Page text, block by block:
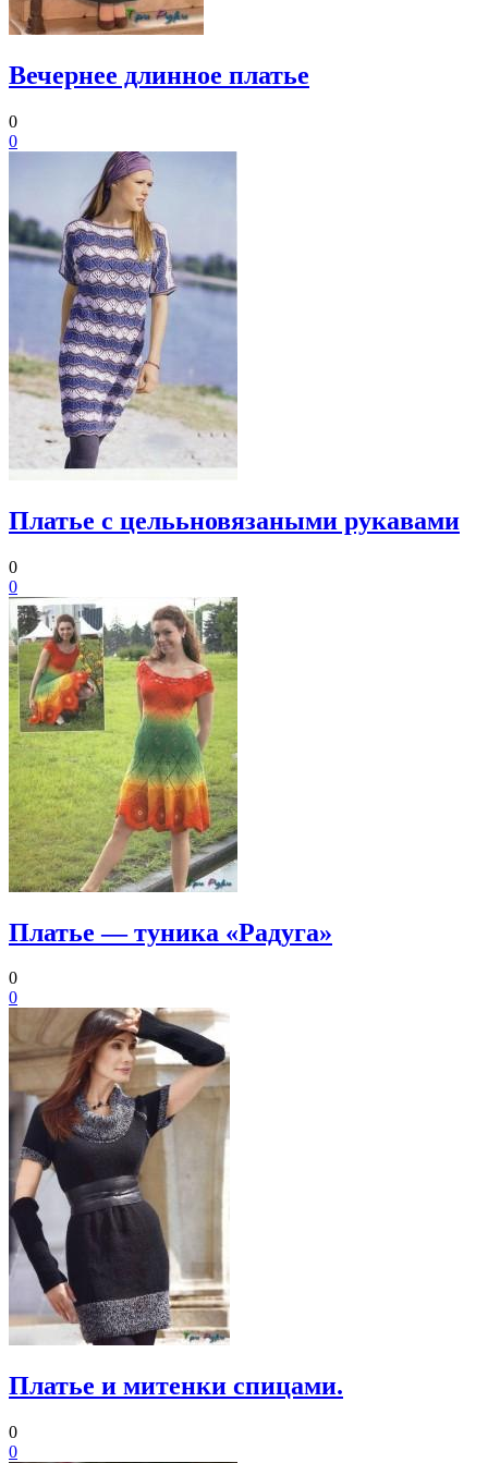
Вечернее длинное платье
0
0
Платье с целььновязаными рукавами
0
0
Платье — туника «Радуга»
0
0
Платье и митенки спицами.
0
0